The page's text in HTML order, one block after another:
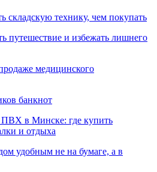
складскую технику, чем покупать
путешествие и избежать лишнего
медицинского
банкнот
ПВХ в Минске: где купить
и отдыха
удобным не на бумаге, а в